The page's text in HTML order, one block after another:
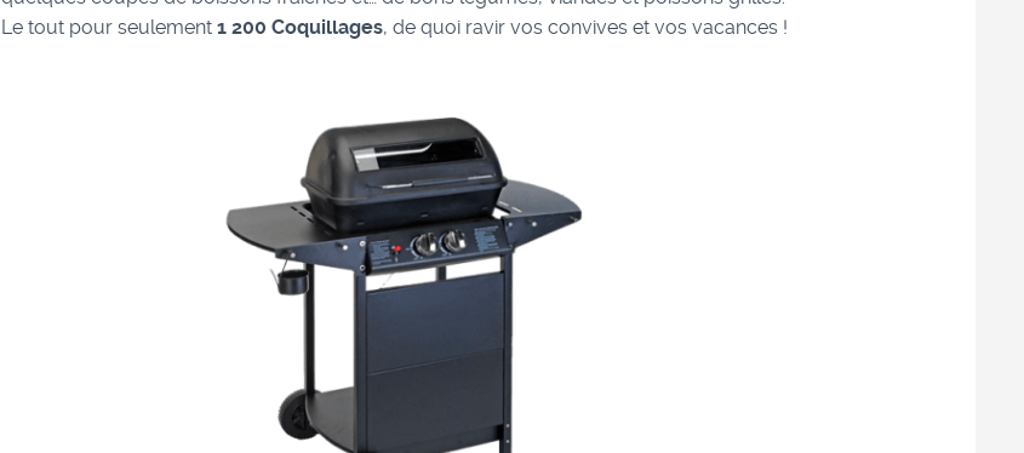
Le tout pour seulement 1 200 Coquillages, de quoi ravir vos convives et vos vacances !